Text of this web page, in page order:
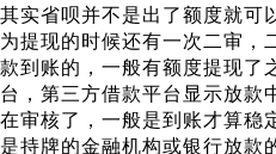
其实省呗并不是出了额度就可
为提现的时候还有一次二审，
款到账的，一般有额度提现了
台，第三方借款平台显示放款
在审核了，一般是到账才算稳
是持牌的金融机构或银行放款